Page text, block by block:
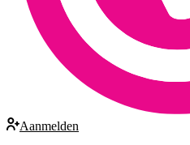
Aanmelden